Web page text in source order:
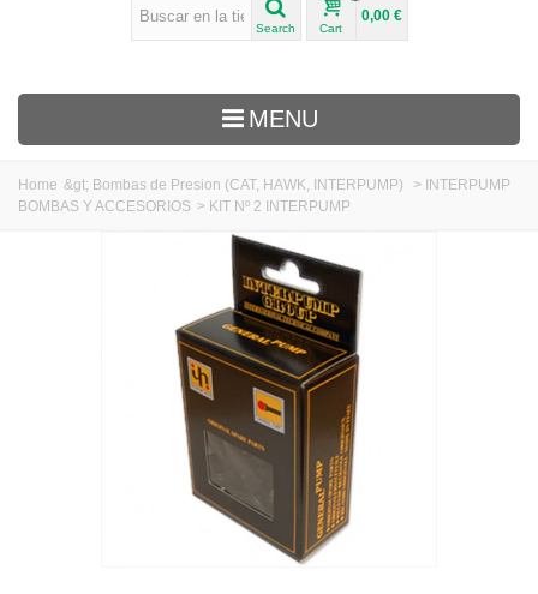
Search Cart
0,00 €
MENU
Inicio
Home &gt; Bombas de Presion (CAT, HAWK, INTERPUMP) > INTERPUMP
BOMBAS Y ACCESORIOS > KIT Nº 2 INTERPUMP